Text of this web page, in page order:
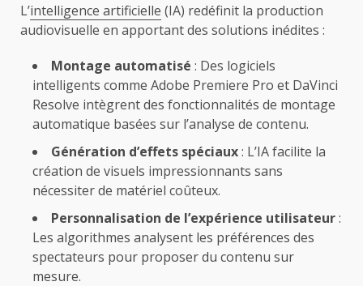
L’intelligence artificielle (IA) redéfinit la production
audiovisuelle en apportant des solutions inédites :
Montage automatisé : Des logiciels
intelligents comme Adobe Premiere Pro et DaVinci
Resolve intègrent des fonctionnalités de montage
automatique basées sur l’analyse de contenu.
Génération d’effets spéciaux: L’IA facilite la
création de visuels impressionnants sans
nécessiter de matériel coûteux.
Personnalisation de l’expérience utilisateur:
Les algorithmes analysent les préférences des
spectateurs pour proposer du contenu sur
mesure.